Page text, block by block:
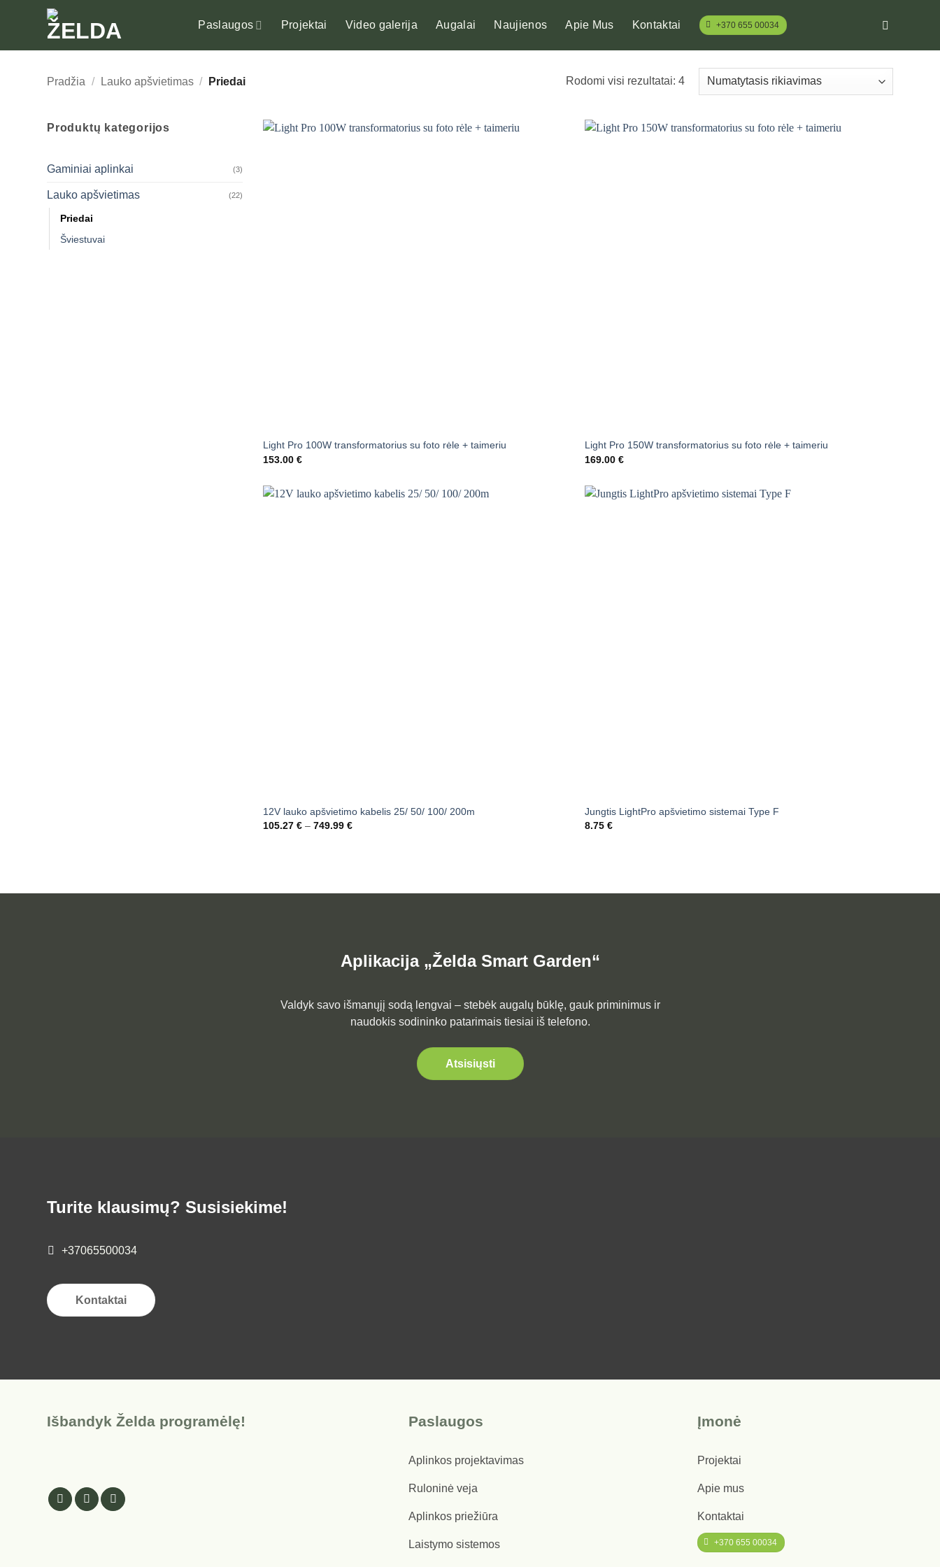
Paslaugos Projektai Video galerija Augalai Naujienos Apie Mus Kontaktai +370 655 00034
Pradžia / Lauko apšvietimas / Priedai Rodomi visi rezultatai: 4
Produktų kategorijos
Gaminiai aplinkai (3)
Lauko apšvietimas (22)
Priedai
Šviestuvai
Light Pro 100W transformatorius su foto rėle + taimeriu
153.00 €
Light Pro 150W transformatorius su foto rėle + taimeriu
169.00 €
12V lauko apšvietimo kabelis 25/ 50/ 100/ 200m
105.27 € – 749.99 €Price
Jungtis LightPro apšvietimo sistemai Type F
8.75 €
Aplikacija „Želda Smart Garden“
Valdyk savo išmanųjį sodą lengvai – stebėk augalų būklę, gauk priminimus ir
naudokis sodininko patarimais tiesiai iš telefono.
Atsisiųsti
Turite klausimų? Susisiekime!
+37065500034
Kontaktai
Išbandyk Želda programėlę! Paslaugos
Aplinkos projektavimas
Ruloninė veja
Aplinkos priežiūra
Laistymo sistemos
Įmonė
Projektai
Apie mus
Kontaktai
+370 655 00034